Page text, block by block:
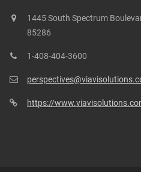
1445 South Spectrum
85286
1-408-404-3600
https://